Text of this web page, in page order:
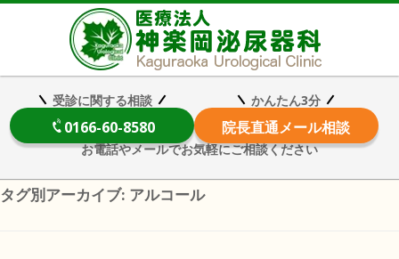
受診に関する相談
0166-60-8580
かんたん3分
院長直通メール相談
お電話やメールでお気軽にご相談ください
タグ別アーカイブ: アルコール